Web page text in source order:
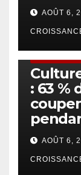
AOÛT 6,
: 63 %
AOÛT 6,